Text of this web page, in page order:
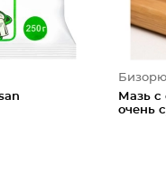
Мазь с
очень